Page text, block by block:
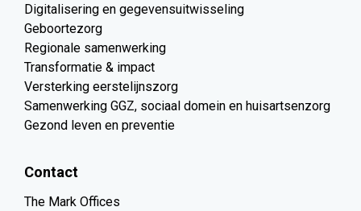
Digitalisering en gegevensuitwisseling
Geboortezorg
Regionale samenwerking
Transformatie & impact
Versterking eerstelijnszorg
Samenwerking GGZ, sociaal domein en huisartsenzorg
Gezond leven en preventie
Contact
The Mark Offices